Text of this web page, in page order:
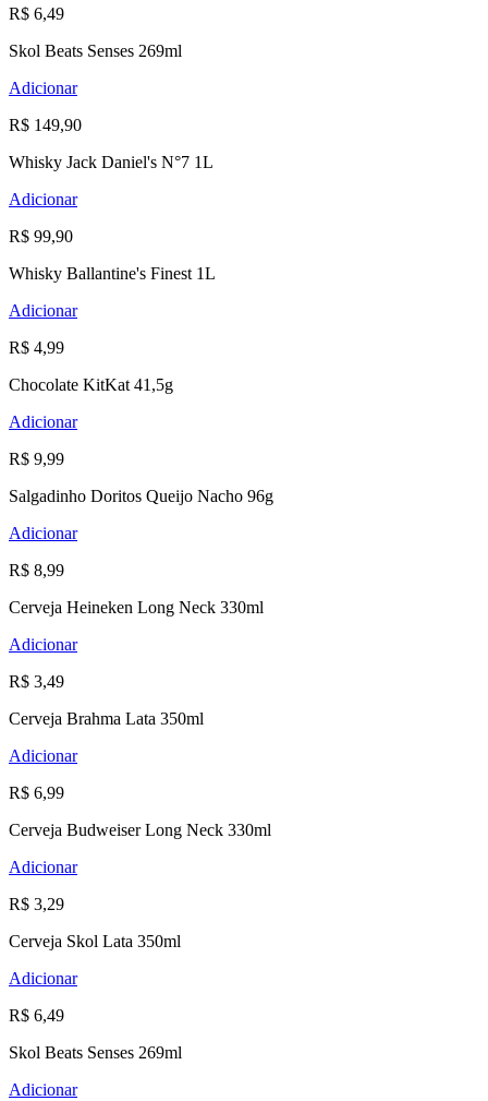
R$ 6,49
Skol Beats Senses 269ml
Adicionar
R$ 149,90
Whisky Jack Daniel's N°7 1L
Adicionar
R$ 99,90
Whisky Ballantine's Finest 1L
Adicionar
R$ 4,99
Chocolate KitKat 41,5g
Adicionar
R$ 9,99
Salgadinho Doritos Queijo Nacho 96g
Adicionar
R$ 8,99
Cerveja Heineken Long Neck 330ml
Adicionar
R$ 3,49
Cerveja Brahma Lata 350ml
Adicionar
R$ 6,99
Cerveja Budweiser Long Neck 330ml
Adicionar
R$ 3,29
Cerveja Skol Lata 350ml
Adicionar
R$ 6,49
Skol Beats Senses 269ml
Adicionar